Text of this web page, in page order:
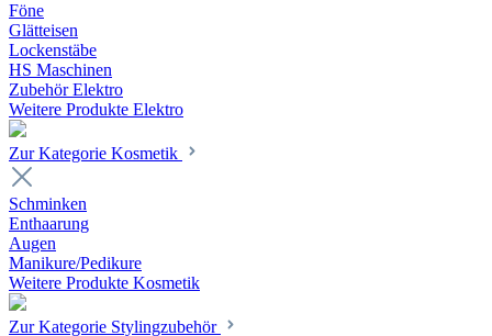
Föne
Glätteisen
Lockenstäbe
HS Maschinen
Zubehör Elektro
Weitere Produkte Elektro
Zur Kategorie Kosmetik
Schminken
Enthaarung
Augen
Manikure/Pedikure
Weitere Produkte Kosmetik
Zur Kategorie Stylingzubehör